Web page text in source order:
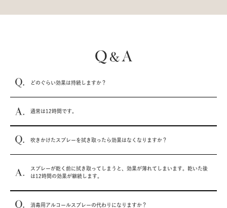
どのぐらい効果は持続しますか？
通常は12時間です。
吹きかけたスプレーを拭き取ったら効果はなくなりますか？
スプレーが乾く前に拭き取ってしまうと、効果が薄れてしまいます。乾いた後
は12時間の効果が継続します。
消毒用アルコールスプレーの代わりになりますか？